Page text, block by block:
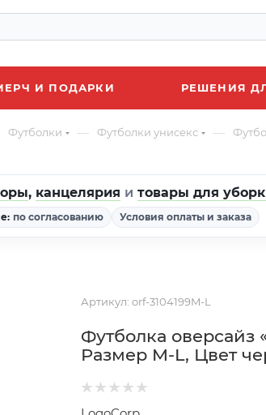
И ПОДАРКИ РЕШЕНИЯ
Футболки — Футболки унисекс —
, канцелярия и товары для
по согласованию Условия оплаты и заказа
Артикул: orf-3104199M-L
Футболка оверсайз
Размер M-L, Цвет